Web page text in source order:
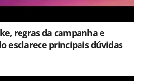
regras da campanha e
esclarece principais dúvidas